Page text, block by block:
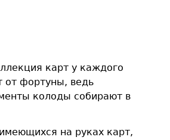
карт у каждого
от фортуны, ведь
колоды собирают в
на руках карт,